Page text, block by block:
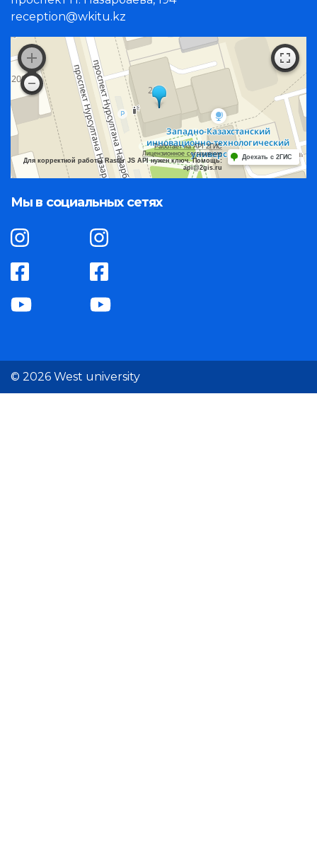
reception@wkitu.kz
Работает на API 2ГИС
Лицензионное соглашение
Для корректной работы Raster JS API нужен ключ. Помощь:
api@2gis.ru
Доехать с 2ГИС
Мы в социальных сетях
© 2026 West university